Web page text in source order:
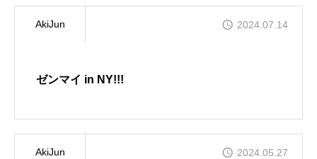
AkiJun 2024.07.14
ゼンマイ in NY!!!
AkiJun 2024.05.27